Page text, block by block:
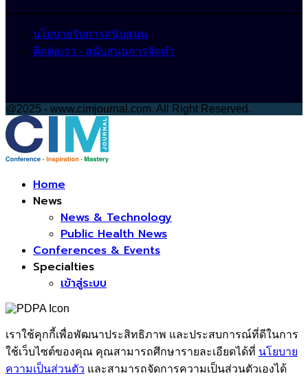
นโยบายรับการสนับสนุน
ติดต่อเรา - สนับสนุนการจัดทำ
@2025 - www.cimjournal.com. All Right Reserved.
Home
News
News & Technology
Public Health News
Conferences & Events
Specialties
เข้าสู่ระบบ
เราใช้คุกกี้เพื่อพัฒนาประสิทธิภาพ และประสบการณ์ที่ดีในการ
ใช้เว็บไซต์ของคุณ คุณสามารถศึกษารายละเอียดได้ที่ นโยบาย
ความเป็นส่วนตัว และสามารถจัดการความเป็นส่วนตัวเองได้